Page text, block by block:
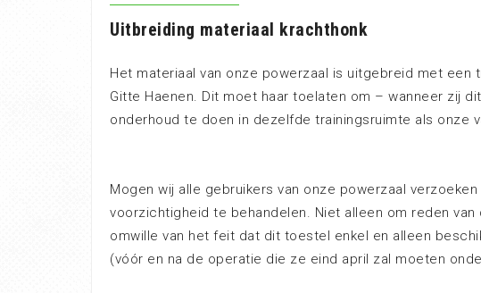
Uitbreiding materiaal krachthonk
Het materiaal van onze powerzaal is uitgebreid met een
Gitte Haenen. Dit moet haar toelaten om – wanneer zij
onderhoud te doen in dezelfde trainingsruimte als onze
Mogen wij alle gebruikers van onze powerzaal
voorzichtigheid te behandelen. Niet alleen om reden
omwille van het feit dat dit toestel enkel en alleen
(vóór en na de operatie die ze eind april zal moeten